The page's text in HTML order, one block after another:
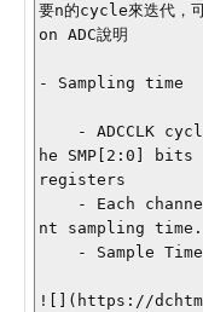
要n的cycle來迭代
on ADC說明
- Sampling time
he SMP[2:0] bits in
registers
nt sampling time.
![](https://